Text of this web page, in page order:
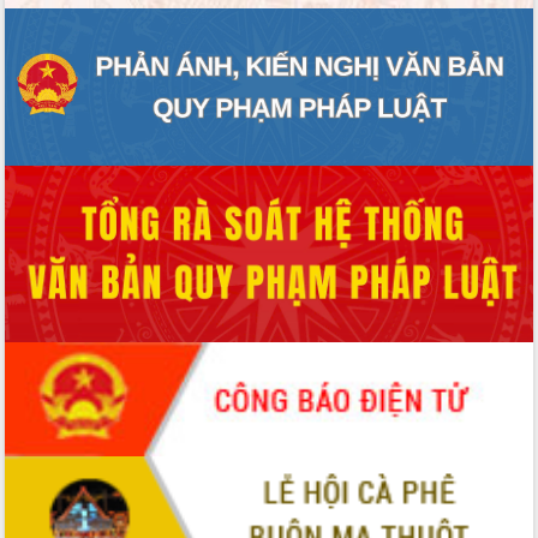
QUY HOẠCH - KẾ HOẠCH